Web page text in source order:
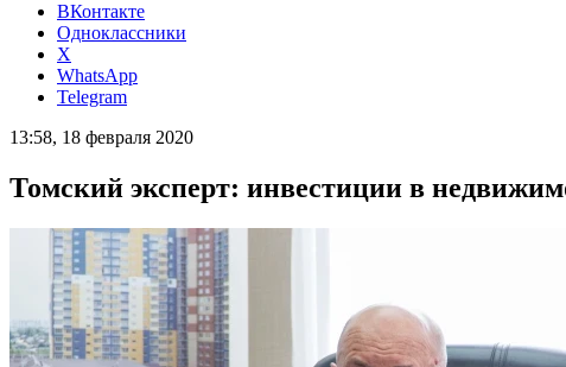
ВКонтакте
Одноклассники
X
WhatsApp
Telegram
13:58, 18 февраля 2020
Томский эксперт: инвестиции в